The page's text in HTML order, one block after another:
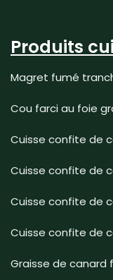
Produits
Magret fumé
Cou farci au foie
Cuisse confite de
Cuisse confite de
Cuisse confite de
Cuisse confite de
Graisse de canard